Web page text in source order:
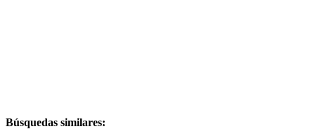
Búsquedas similares: